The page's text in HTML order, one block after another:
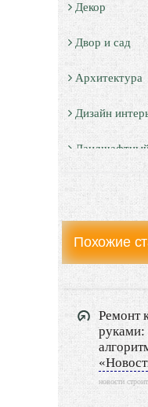
Декор
Двор и сад
Архитектура
Дизайн
LIMITED
Видео
Дизайн
Другие услуги
Похожие
Ремонт
руками:
новости